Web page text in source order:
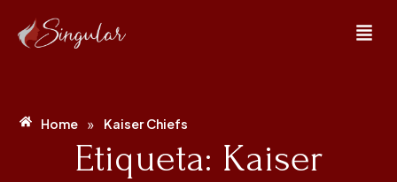
Home » Kaiser Chiefs
Etiqueta: Kaiser